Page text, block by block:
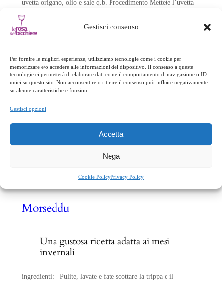
Gestisci consenso
Per fornire le migliori esperienze, utilizziamo tecnologie come i cookie per
memorizzare e/o accedere alle informazioni del dispositivo. Il consenso a queste
tecnologie ci permetterà di elaborare dati come il comportamento di navigazione o ID
unici su questo sito. Non acconsentire o ritirare il consenso può influire negativamente
su alcune caratteristiche e funzioni.
Gestisci opzioni
Accetta
Nega
Cookie PolicyPrivacy Policy
uvetta origano, olio e sale q.b. Procedimento Mettete l’uvetta
diliscatele e mettetele in un tegamino con abbondante olio, il
peperoncino e uno spicchio d’aglio schiacciato, fateli
Morseddu
Una gustosa ricetta adatta ai mesi
invernali
ingredienti: Pulite, lavate e fate scottare la trippa e il